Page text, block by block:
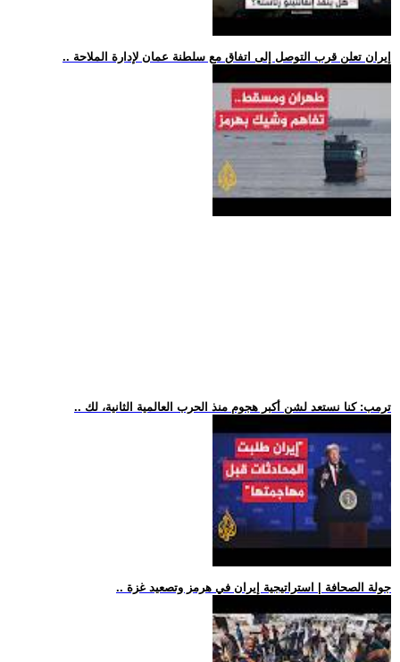
.. إيران تعلن قرب التوصل إلى اتفاق مع سلطنة عمان لإدارة الملاحة
.. ترمب: كنا نستعد لشن أكبر هجوم منذ الحرب العالمية الثانية، لك
.. جولة الصحافة | استراتيجية إيران في هرمز وتصعيد غزة